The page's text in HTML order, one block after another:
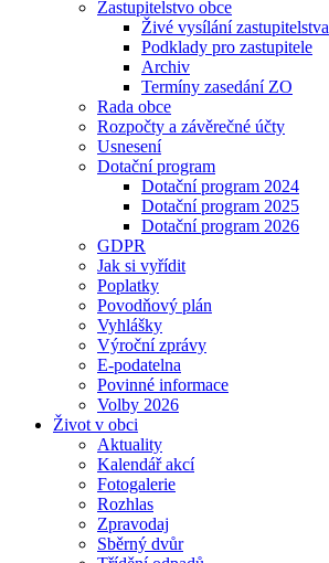
Zastupitelstvo obce
Živé vysílání zastupitelstva
Podklady pro zastupitele
Archiv
Termíny zasedání ZO
Rada obce
Rozpočty a závěrečné účty
Usnesení
Dotační program
Dotační program 2024
Dotační program 2025
Dotační program 2026
GDPR
Jak si vyřídit
Poplatky
Povodňový plán
Vyhlášky
Výroční zprávy
E-podatelna
Povinné informace
Volby 2026
Život v obci
Aktuality
Kalendář akcí
Fotogalerie
Rozhlas
Zpravodaj
Sběrný dvůr